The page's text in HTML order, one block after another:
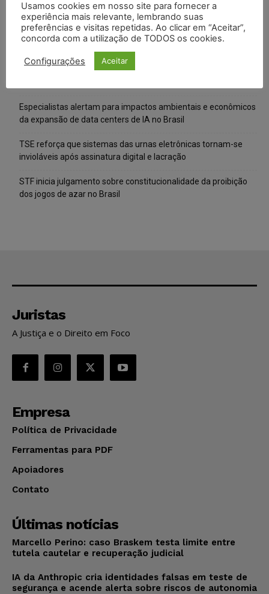
Posts Recentes
Marcello Perino: caso Braskem testa limite entre tutela
cautelar e recuperação judicial
IA da Anthropic cria identidades falsas em teste de segurança
Especialistas alertam para impactos ambientais e econômicos
da expansão de data centers de IA no Brasil
TSE reforça que sistemas das urnas eletrônicas tornam-se
invioláveis após assinatura digital e lacração
STF inicia julgamento sobre constitucionalidade da proibição
dos jogos de azar no Brasil
Juristas
A Justiça e o Direito em Foco
Empresa
Política de Privacidade
Ferramentas para PDF
Apoiadores
Contato
Últimas notícias
Marcello Perino: caso Braskem testa limite entre
tutela cautelar e recuperação judicial
IA da Anthropic cria identidades falsas em teste de
segurança e acende alerta sobre riscos de autonomia
Usamos cookies em nosso site para fornecer a
experiência mais relevante, lembrando suas
preferências e visitas repetidas. Ao clicar em “Aceitar”,
concorda com a utilização de TODOS os cookies.
Configurações Aceitar